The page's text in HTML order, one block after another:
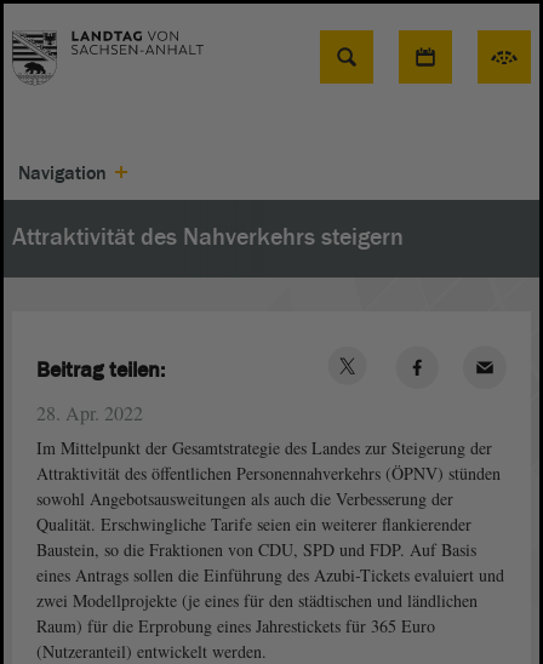
Suche
Navigation
Attraktivität des Nahverkehrs steigern
28. Apr. 2022
Im Mittelpunkt der Gesamtstrategie des Landes zur Steigerung der
Attraktivität des öffentlichen Personennahverkehrs (ÖPNV) stünden
sowohl Angebotsausweitungen als auch die Verbesserung der
Qualität. Erschwingliche Tarife seien ein weiterer flankierender
Baustein, so die Fraktionen von CDU, SPD und FDP. Auf Basis
eines Antrags sollen die Einführung des Azubi-Tickets evaluiert und
zwei Modellprojekte (je eines für den städtischen und ländlichen
Raum) für die Erprobung eines Jahrestickets für 365 Euro
(Nutzeranteil) entwickelt werden.
Beitrag teilen: